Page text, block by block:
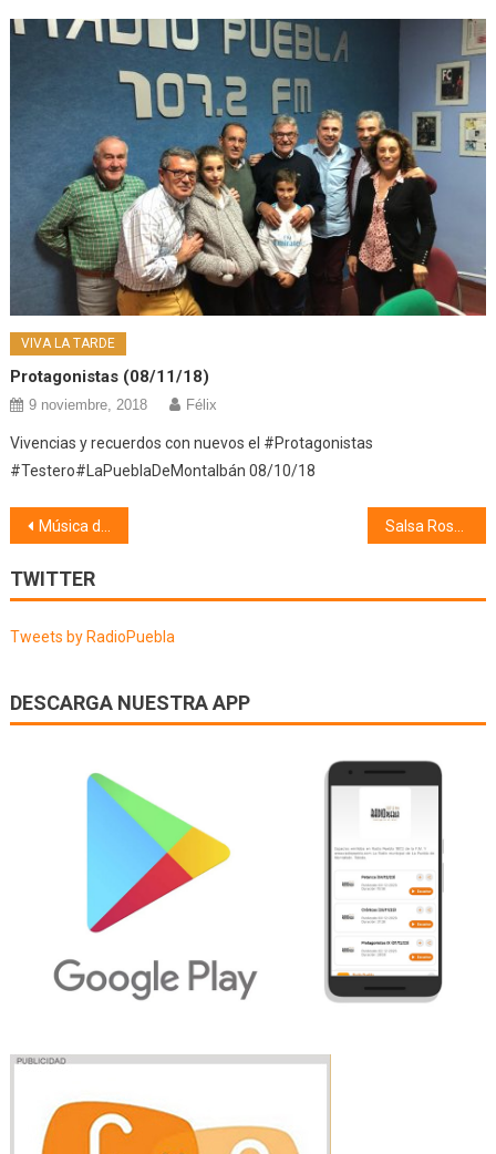
VIVA LA TARDE
Protagonistas (08/11/18)
9 noviembre, 2018 Félix
Vivencias y recuerdos con nuevos el #Protagonistas
#Testero#LaPueblaDeMontalbán 08/10/18
Navegación
de
entradas
Música de cine (07/06/18) Salsa Rosa (08/06/18)
TWITTER
Tweets by RadioPuebla
DESCARGA NUESTRA APP